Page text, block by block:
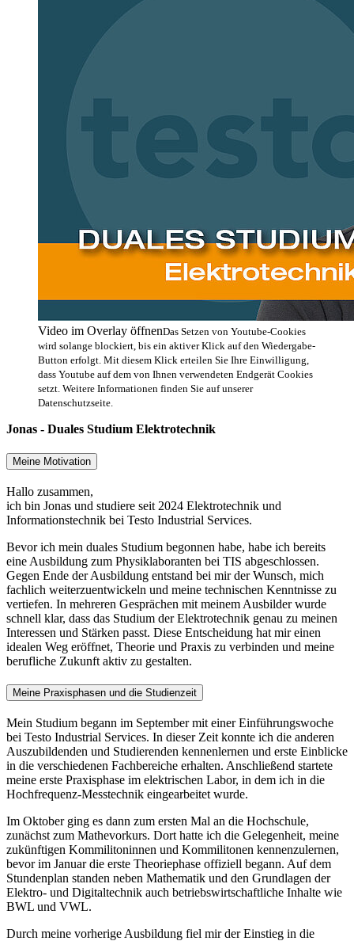
Video im Overlay öffnenDas Setzen von Youtube-Cookies
wird solange blockiert, bis ein aktiver Klick auf den Wiedergabe-
Button erfolgt. Mit diesem Klick erteilen Sie Ihre Einwilligung,
dass Youtube auf dem von Ihnen verwendeten Endgerät Cookies
setzt. Weitere Informationen finden Sie auf unserer
Datenschutzseite.
Jonas - Duales Studium Elektrotechnik
Meine Motivation
Hallo zusammen,
ich bin Jonas und studiere seit 2024 Elektrotechnik und
Informationstechnik bei Testo Industrial Services.
Bevor ich mein duales Studium begonnen habe, habe ich bereits
eine Ausbildung zum Physiklaboranten bei TIS abgeschlossen.
Gegen Ende der Ausbildung entstand bei mir der Wunsch, mich
fachlich weiterzuentwickeln und meine technischen Kenntnisse zu
vertiefen. In mehreren Gesprächen mit meinem Ausbilder wurde
schnell klar, dass das Studium der Elektrotechnik genau zu meinen
Interessen und Stärken passt. Diese Entscheidung hat mir einen
idealen Weg eröffnet, Theorie und Praxis zu verbinden und meine
berufliche Zukunft aktiv zu gestalten.
Meine Praxisphasen und die Studienzeit
Mein Studium begann im September mit einer Einführungswoche
bei Testo Industrial Services. In dieser Zeit konnte ich die anderen
Auszubildenden und Studierenden kennenlernen und erste Einblicke
in die verschiedenen Fachbereiche erhalten. Anschließend startete
meine erste Praxisphase im elektrischen Labor, in dem ich in die
Hochfrequenz‑Messtechnik eingearbeitet wurde.
Im Oktober ging es dann zum ersten Mal an die Hochschule,
zunächst zum Mathevorkurs. Dort hatte ich die Gelegenheit, meine
zukünftigen Kommilitoninnen und Kommilitonen kennenzulernen,
bevor im Januar die erste Theoriephase offiziell begann. Auf dem
Stundenplan standen neben Mathematik und den Grundlagen der
Elektro‑ und Digitaltechnik auch betriebswirtschaftliche Inhalte wie
BWL und VWL.
Durch meine vorherige Ausbildung fiel mir der Einstieg in die